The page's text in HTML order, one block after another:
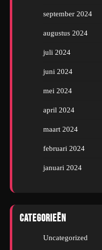
september 2024
augustus 2024
juli 2024
juni 2024
mei 2024
april 2024
maart 2024
februari 2024
januari 2024
Categorieën
Uncategorized